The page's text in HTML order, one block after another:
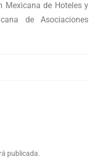
Mexicana de Hoteles y
de Asociaciones
publicada.